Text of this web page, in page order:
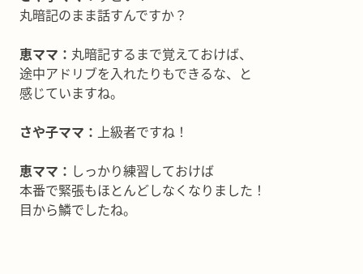
丸暗記のまま話すんですか？
恵ママ： 丸暗記するまで覚えておけば、
途中アドリブを入れたりもできるな、と
感じていますね。
さや子ママ： 上級者ですね！
恵ママ： しっかり練習しておけば
本番で緊張もほとんどしなくなりました！
目から鱗でしたね。